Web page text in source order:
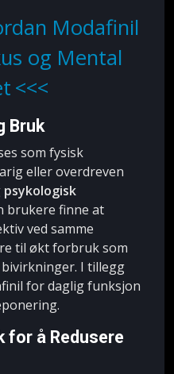
Modafinil
og Mental
Bruk
som fysisk
eller overdreven
psykologisk
brukere finne at
ved samme
til økt forbruk som
I tillegg
for daglig funksjon
for å Redusere